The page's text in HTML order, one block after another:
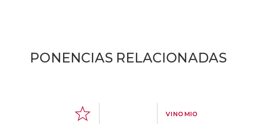
PONENCIAS RELACIONADAS
VINOMIO